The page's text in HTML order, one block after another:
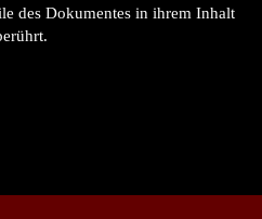
des Dokumentes in ihrem Inhalt